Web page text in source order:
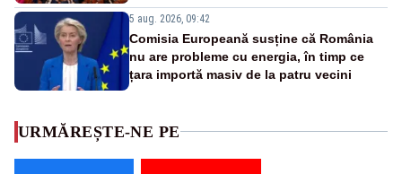
5 aug. 2026, 09:42
Comisia Europeană susține că România
nu are probleme cu energia, în timp ce
țara importă masiv de la patru vecini
URMĂREȘTE-NE PE